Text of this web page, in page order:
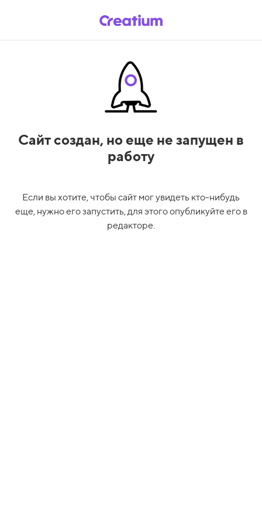
Сайт создан, но еще не запущен в
работу
Если вы хотите, чтобы сайт мог увидеть кто-нибудь
еще, нужно его запустить, для этого опубликуйте его в
редакторе.